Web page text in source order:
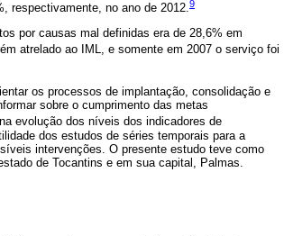
respectivamente, no ano de 2012.9
por causas mal definidas era de 28,6% em
atrelado ao IML, e somente em 2007 o serviço foi
os processos de implantação, consolidação e
sobre o cumprimento das metas
evolução dos níveis dos indicadores de
dos estudos de séries temporais para a
intervenções. O presente estudo teve como
de Tocantins e em sua capital, Palmas.